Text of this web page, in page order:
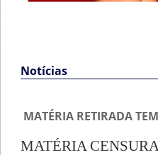
Notícias
MATÉRIA RETIRADA
MATÉRIA